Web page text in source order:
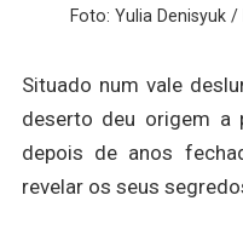
Foto: Yulia Denisyuk /
Situado num vale
deserto deu origem a
depois de anos
revelar os seus